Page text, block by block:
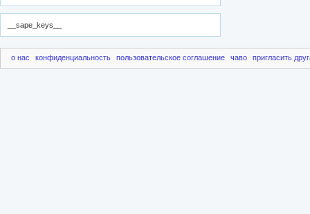
__sape_keys__
о нас конфиденциальность пользовательское соглашение чаво пригласить